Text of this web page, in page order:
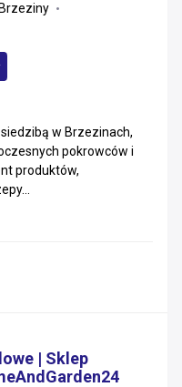
w Brzezinach,
pokrowców i
produktów,
| Sklep